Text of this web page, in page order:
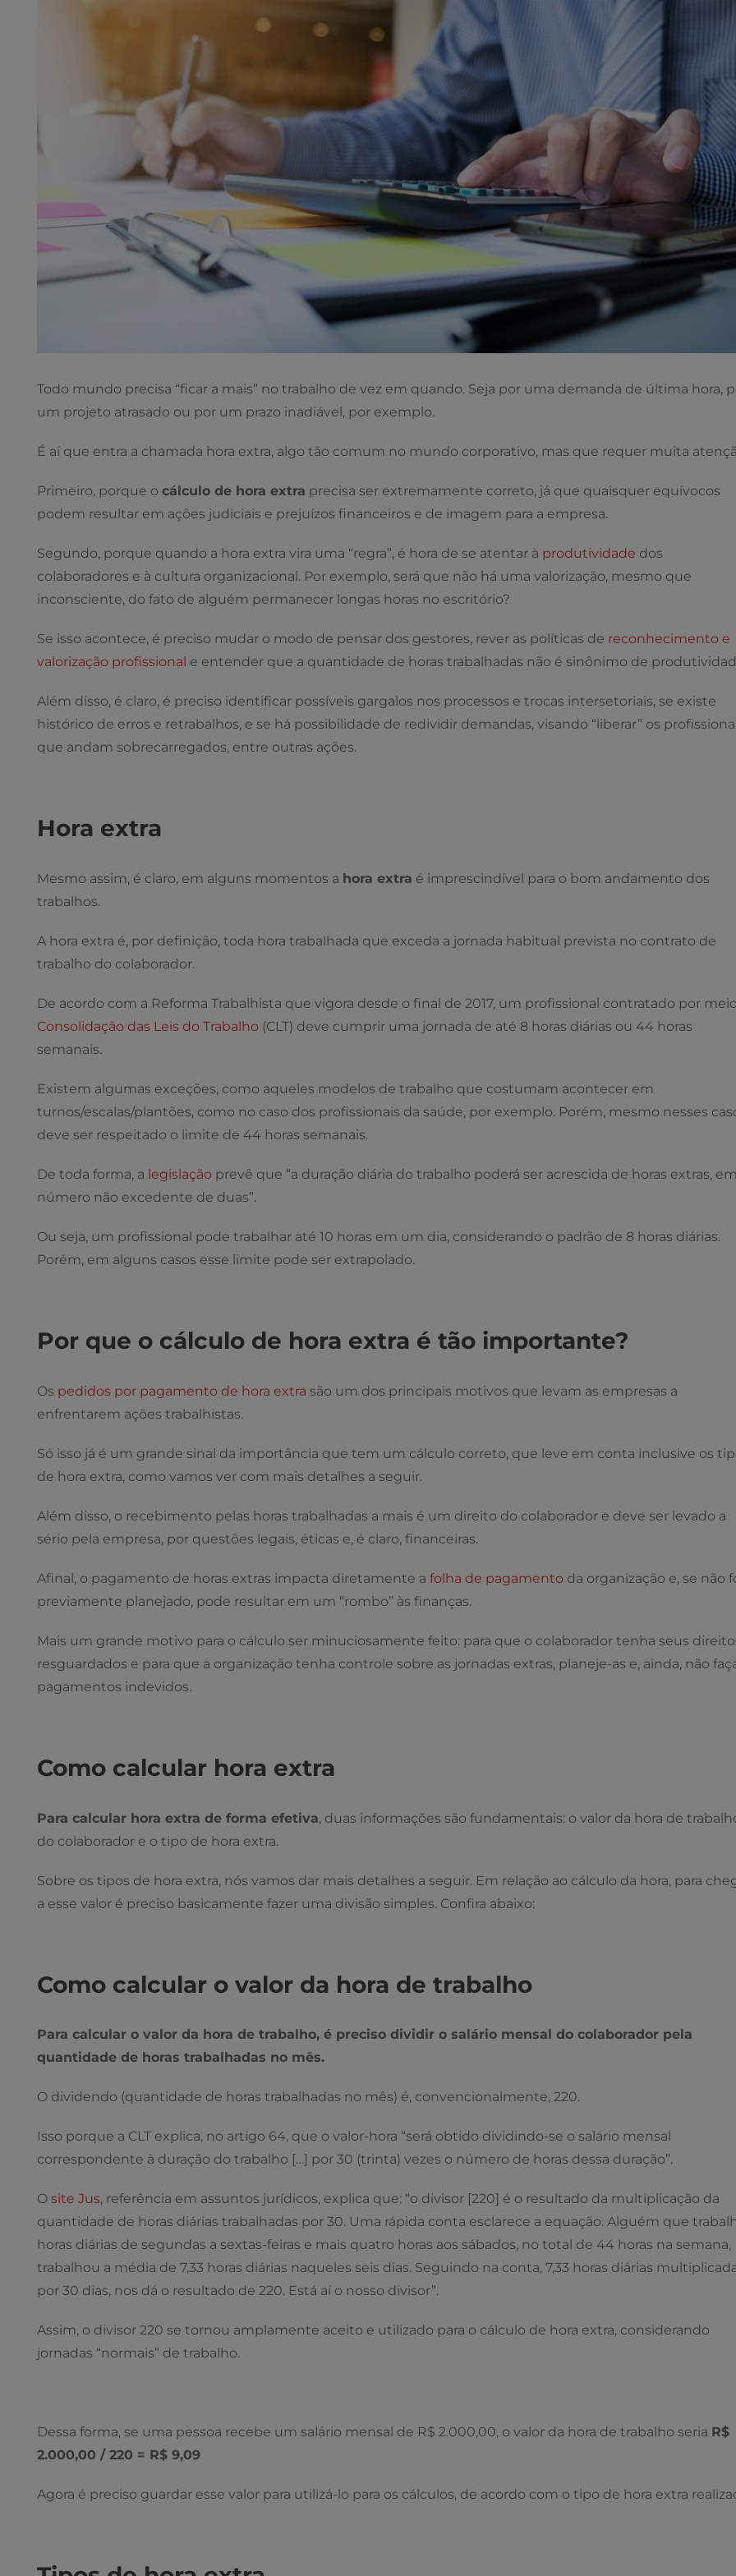
Todo mundo precisa “ficar a mais” no trabalho de vez em quando. Seja por uma demanda de última hora,
um projeto atrasado ou por um prazo inadiável, por exemplo.
É aí que entra a chamada hora extra, algo tão comum no mundo corporativo, mas que requer muita
Primeiro, porque o cálculo de hora extra precisa ser extremamente correto, já que quaisquer equívocos
podem resultar em ações judiciais e prejuízos financeiros e de imagem para a empresa.
Segundo, porque quando a hora extra vira uma “regra”, é hora de se atentar à produtividade dos
colaboradores e à cultura organizacional. Por exemplo, será que não há uma valorização, mesmo que
inconsciente, do fato de alguém permanecer longas horas no escritório?
Se isso acontece, é preciso mudar o modo de pensar dos gestores, rever as políticas de reconhecimento e
valorização profissional e entender que a quantidade de horas trabalhadas não é sinônimo de
Além disso, é claro, é preciso identificar possíveis gargalos nos processos e trocas intersetoriais, se existe
histórico de erros e retrabalhos, e se há possibilidade de redividir demandas, visando “liberar” os
que andam sobrecarregados, entre outras ações.
Hora extra
Mesmo assim, é claro, em alguns momentos a hora extra é imprescindível para o bom andamento dos
trabalhos.
A hora extra é, por definição, toda hora trabalhada que exceda a jornada habitual prevista no contrato de
trabalho do colaborador.
De acordo com a Reforma Trabalhista que vigora desde o final de 2017, um profissional contratado por
Consolidação das Leis do Trabalho (CLT) deve cumprir uma jornada de até 8 horas diárias ou 44 horas
semanais.
Existem algumas exceções, como aqueles modelos de trabalho que costumam acontecer em
turnos/escalas/plantões, como no caso dos profissionais da saúde, por exemplo. Porém, mesmo nesses
deve ser respeitado o limite de 44 horas semanais.
De toda forma, a legislação prevê que “a duração diária do trabalho poderá ser acrescida de horas extras,
número não excedente de duas”.
Ou seja, um profissional pode trabalhar até 10 horas em um dia, considerando o padrão de 8 horas diárias.
Porém, em alguns casos esse limite pode ser extrapolado.
Por que o cálculo de hora extra é tão importante?
Os pedidos por pagamento de hora extra são um dos principais motivos que levam as empresas a
enfrentarem ações trabalhistas.
Só isso já é um grande sinal da importância que tem um cálculo correto, que leve em conta inclusive os
de hora extra, como vamos ver com mais detalhes a seguir.
Além disso, o recebimento pelas horas trabalhadas a mais é um direito do colaborador e deve ser levado a
sério pela empresa, por questões legais, éticas e, é claro, financeiras.
Afinal, o pagamento de horas extras impacta diretamente a folha de pagamento da organização e, se não
previamente planejado, pode resultar em um “rombo” às finanças.
Mais um grande motivo para o cálculo ser minuciosamente feito: para que o colaborador tenha seus
resguardados e para que a organização tenha controle sobre as jornadas extras, planeje-as e, ainda, não
pagamentos indevidos.
Como calcular hora extra
Para calcular hora extra de forma efetiva, duas informações são fundamentais: o valor da hora de
do colaborador e o tipo de hora extra.
Sobre os tipos de hora extra, nós vamos dar mais detalhes a seguir. Em relação ao cálculo da hora, para
a esse valor é preciso basicamente fazer uma divisão simples. Confira abaixo:
Como calcular o valor da hora de trabalho
Para calcular o valor da hora de trabalho, é preciso dividir o salário mensal do colaborador pela
quantidade de horas trabalhadas no mês.
O dividendo (quantidade de horas trabalhadas no mês) é, convencionalmente, 220.
Isso porque a CLT explica, no artigo 64, que o valor-hora “será obtido dividindo-se o salário mensal
correspondente à duração do trabalho […] por 30 (trinta) vezes o número de horas dessa duração”.
O site Jus, referência em assuntos jurídicos, explica que: “o divisor [220] é o resultado da multiplicação da
quantidade de horas diárias trabalhadas por 30. Uma rápida conta esclarece a equação. Alguém que
horas diárias de segundas a sextas-feiras e mais quatro horas aos sábados, no total de 44 horas na semana,
trabalhou a média de 7,33 horas diárias naqueles seis dias. Seguindo na conta, 7,33 horas diárias
por 30 dias, nos dá o resultado de 220. Está aí o nosso divisor”.
Assim, o divisor 220 se tornou amplamente aceito e utilizado para o cálculo de hora extra, considerando
jornadas “normais” de trabalho.
Dessa forma, se uma pessoa recebe um salário mensal de R$ 2.000,00, o valor da hora de trabalho seria R$
2.000,00 / 220 = R$ 9,09
Agora é preciso guardar esse valor para utilizá-lo para os cálculos, de acordo com o tipo de hora extra